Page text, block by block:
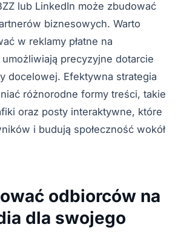
lub LinkedIn może zbudować
biznesowych. Warto
w reklamy płatne na
precyzyjne dotarcie
docelowej. Efektywna strategia
różnorodne formy treści, takie
oraz posty interaktywne, które
i budują społeczność wokół
odbiorców na
dla swojego